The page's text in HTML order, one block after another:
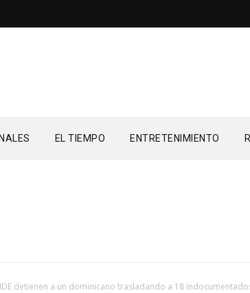
EL TIEMPO ENTRETENIMIENTO
detienen a un dominicano trasladando a 18